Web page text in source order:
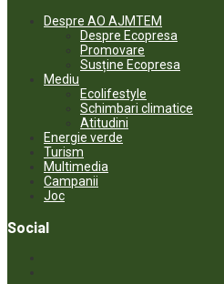
Despre AO AJMTEM
Despre Ecopresa
Promovare
Susține Ecopresa
Mediu
Ecolifestyle
Schimbari climatice
Atitudini
Energie verde
Turism
Multimedia
Campanii
Joc
Social